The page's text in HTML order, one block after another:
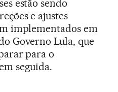
estão sendo
e ajustes
implementados em
Governo Lula, que
para o
seguida.